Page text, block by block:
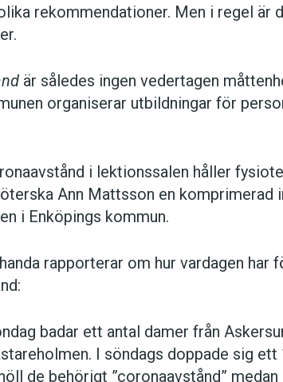
rekommendationer. Men i regel är
är således ingen vedertagen
organiserar utbildningar för
i lektionssalen håller
Ann Mattsson en
i Enköpings kommun.
rapporterar om hur vardagen har
badar ett antal damer från
I söndags doppade sig
de behörigt ”coronaavstånd”